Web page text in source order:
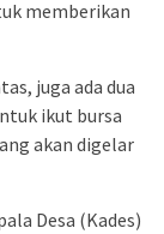
memberikan
juga ada dua
ikut bursa
akan digelar
Desa (Kades)